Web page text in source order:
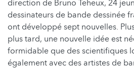
direction de Bruno Teheux, 24
dessinateurs de bande dessinée
ont développé sept nouvelles.
plus tard, une nouvelle idée est
formidable que des scientifiques
également avec des artistes de